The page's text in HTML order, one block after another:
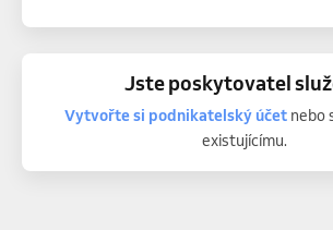
Jste poskytovatel
Vytvořte si podnikatelský účetnebo
existujícímu.